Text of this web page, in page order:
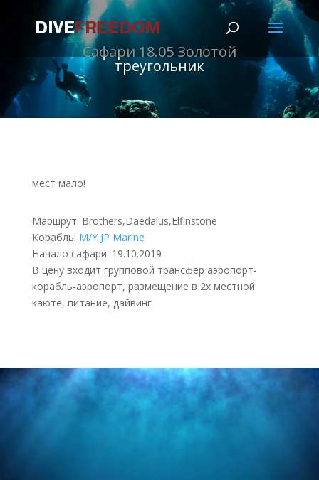
Сафари 18.05 Золотой
треугольник
мест мало!
Маршрут: Brothers,Daedalus,Elfinstone
Корабль: M/Y JP Marine
Начало сафари: 19.10.2019
В цену входит групповой трансфер аэропорт-
корабль-аэропорт, размещение в 2х местной
каюте, питание, дайвинг